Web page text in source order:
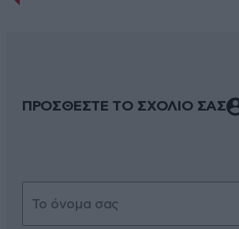
ΠΡΟΣΘΕΣΤΕ ΤΟ ΣΧΟΛΙΟ ΣΑΣ